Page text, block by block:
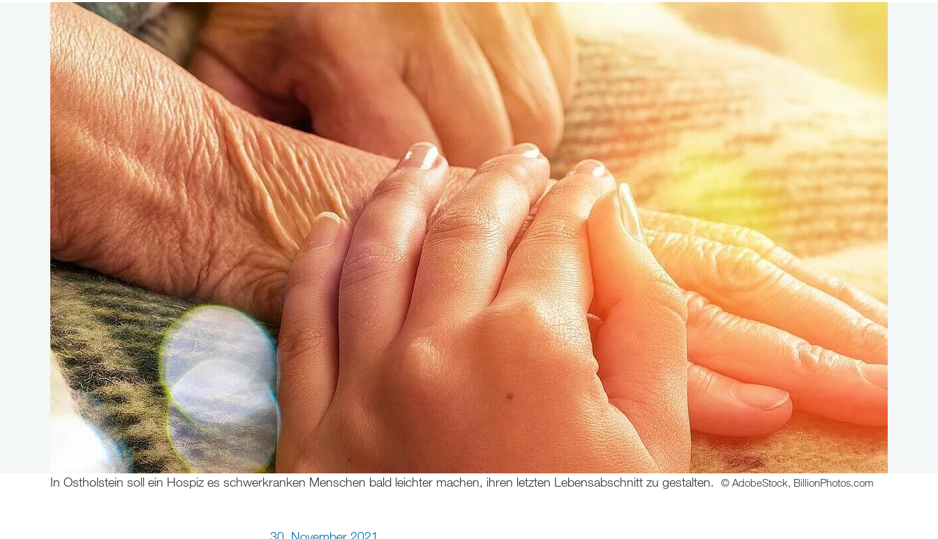
In Ostholstein soll ein Hospiz es schwerkranken Menschen bald leichter machen, ihren letzten Lebensabschnitt zu gestalten. © AdobeStock, BillionPhotos.com